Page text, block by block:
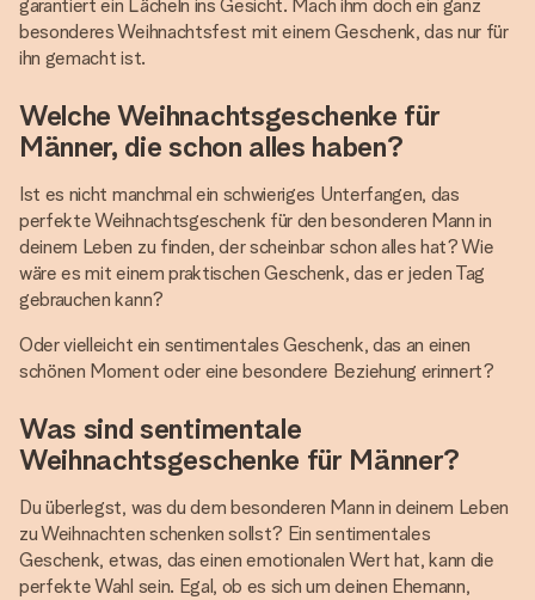
garantiert ein Lächeln ins Gesicht. Mach ihm doch ein ganz
besonderes Weihnachtsfest mit einem Geschenk, das nur für
ihn gemacht ist.
Welche Weihnachtsgeschenke für
Männer, die schon alles haben?
Ist es nicht manchmal ein schwieriges Unterfangen, das
perfekte Weihnachtsgeschenk für den besonderen Mann in
deinem Leben zu finden, der scheinbar schon alles hat? Wie
wäre es mit einem praktischen Geschenk, das er jeden Tag
gebrauchen kann?
Oder vielleicht ein sentimentales Geschenk, das an einen
schönen Moment oder eine besondere Beziehung erinnert?
Was sind sentimentale
Weihnachtsgeschenke für Männer?
Du überlegst, was du dem besonderen Mann in deinem Leben
zu Weihnachten schenken sollst? Ein sentimentales
Geschenk, etwas, das einen emotionalen Wert hat, kann die
perfekte Wahl sein. Egal, ob es sich um deinen Ehemann,